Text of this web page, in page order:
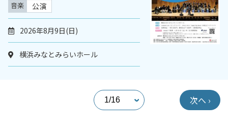
音楽 公演
2026年8月9日(日)
横浜みなとみらいホール
次へ ›